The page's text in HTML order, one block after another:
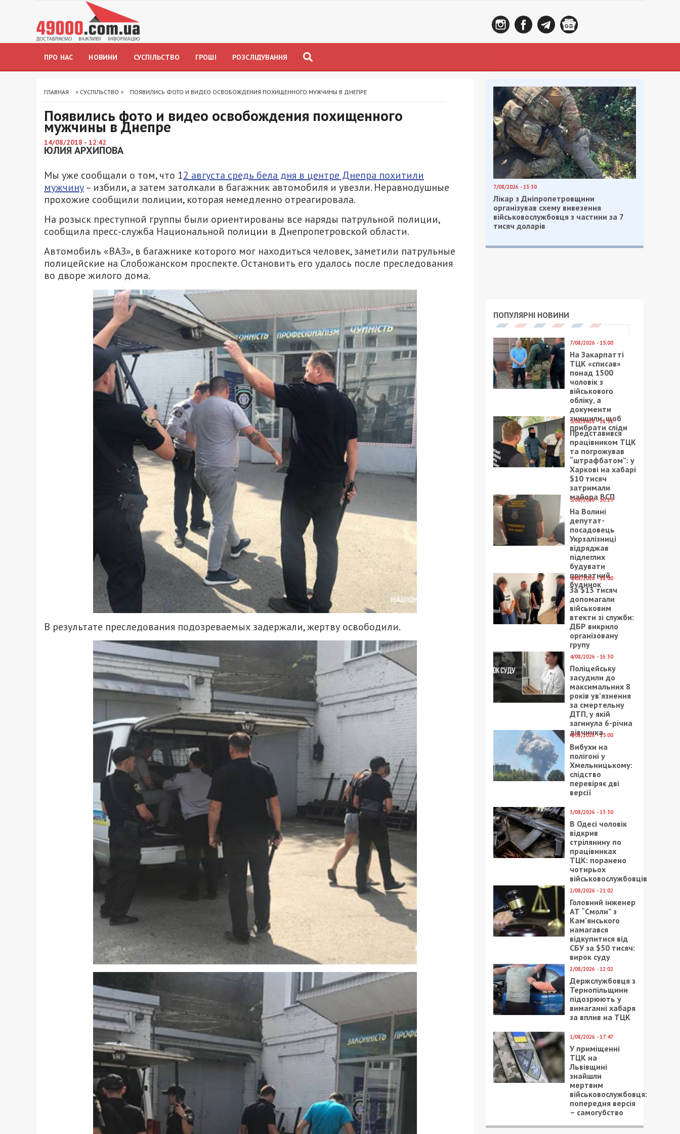
ПРО НАС НОВИНИ СУСПІЛЬСТВО ГРОШІ РОЗСЛІДУВАННЯ
ГЛАВНАЯ > СУСПІЛЬСТВО > ПОЯВИЛИСЬ ФОТО И ВИДЕО ОСВОБОЖДЕНИЯ ПОХИЩЕННОГО МУЖЧИНЫ В ДНЕПРЕ
Появились фото и видео освобождения похищенного
мужчины в Днепре
14/08/2018 - 12:42
ЮЛИЯ АРХИПОВА
Мы уже сообщали о том, что 12 августа средь бела дня в центре Днепра похитили
мужчину– избили, а затем затолкали в багажник автомобиля и увезли. Неравнодушные
прохожие сообщили полиции, которая немедленно отреагировала.
На розыск преступной группы были ориентированы все наряды патрульной полиции,
сообщила пресс-служба Национальной полиции в Днепропетровской области.
Автомобиль «ВАЗ», в багажнике которого мог находиться человек, заметили патрульные
полицейские на Слобожанском проспекте. Остановить его удалось после преследования
во дворе жилого дома.
В результате преследования подозреваемых задержали, жертву освободили.
7/08/2026 - 13:30
Лікар з Дніпропетровщини
організував схему вивезення
військовослужбовця з частини за 7
тисяч доларів
ПОПУЛЯРНІ НОВИНИ
7/08/2026 - 15:00
На Закарпатті
ТЦК «списав»
понад 1500
чоловік з
військового
обліку, а
документи
знищили, щоб
прибрати сліди
5/08/2026 - 21:31
Представився
працівником ТЦК
та погрожував
“штрафбатом”: у
Харкові на хабарі
$10 тисяч
затримали
майора ВСП
5/08/2026 - 10:29
На Волині
депутат-
посадовець
Укрзалізниці
відряджав
підлеглих
будувати
приватний
будинок
4/08/2026 - 18:00
За $13 тисяч
допомагали
військовим
втекти зі служби:
ДБР викрило
організовану
групу
4/08/2026 - 16:30
Поліцейську
засудили до
максимальних 8
років ув’язнення
за смертельну
ДТП, у якій
загинула 6-річна
дівчинка
4/08/2026 - 15:00
Вибухи на
полігоні у
Хмельницькому:
слідство
перевіряє дві
версії
3/08/2026 - 13:30
В Одесі чоловік
відкрив
стрілянину по
працівниках
ТЦК: поранено
чотирьох
військовослужбовців
2/08/2026 - 21:02
Головний інженер
АТ “Смоли” з
Кам’янського
намагався
відкупитися від
СБУ за $50 тисяч:
вирок суду
2/08/2026 - 12:02
Держслужбовця з
Тернопільщини
підозрюють у
вимаганні хабаря
за вплив на ТЦК
1/08/2026 - 17:47
У приміщенні
ТЦК на
Львівщині
знайшли
мертвим
військовослужбовця:
попередня версія
– самогубство